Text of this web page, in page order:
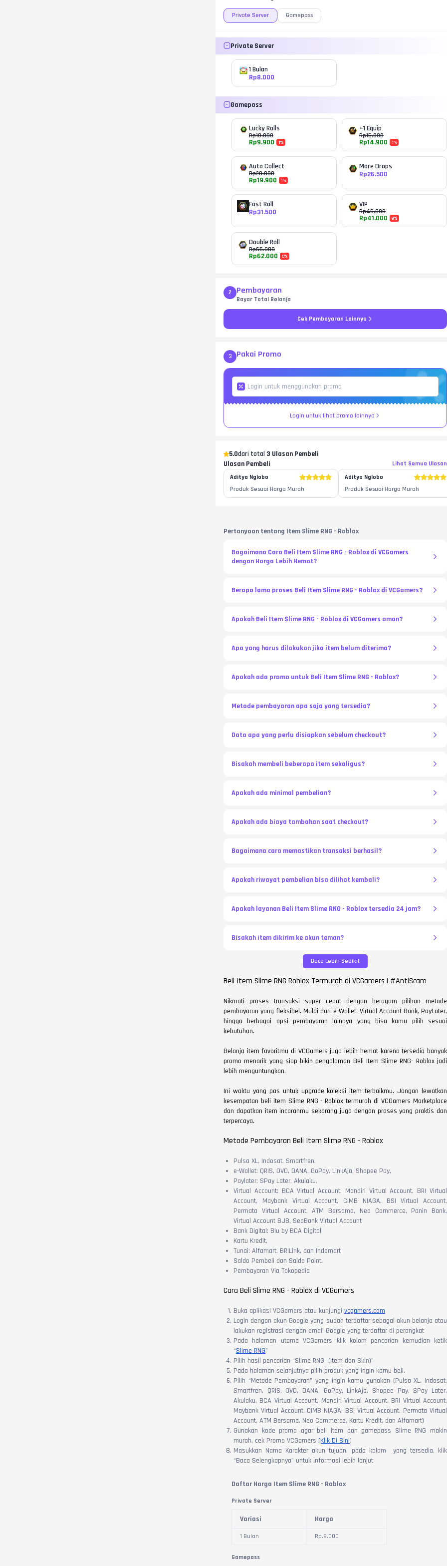
Private Server Gamepass
Private Server
1 Bulan
Rp8.000
Gamepass
Lucky Rolls
Rp10.000
Rp9.900 1%
+1 Equip
Rp15.000
Rp14.900 1%
Auto Collect
Rp20.000
Rp19.900 1%
More Drops
Rp26.500
Fast Roll
Rp31.500
VIP
Rp45.000
Rp41.000 9%
Double Roll
Rp65.000
Rp62.000 5%
2 Pembayaran
Bayar Total Belanja
Cek Pembayaran Lainnya
3 Pakai Promo
Login untuk lihat promo lainnya
5.0dari total 3 Ulasan Pembeli
Ulasan Pembeli
Lihat Semua Ulasan
Aditya Nglobo
Produk Sesuai Harga Murah
Aditya Nglobo
Produk Sesuai Harga Murah
Pertanyaan tentang Item Slime RNG - Roblox
Bagaimana Cara Beli Item Slime RNG - Roblox di VCGamers
dengan Harga Lebih Hemat?
Berapa lama proses Beli Item Slime RNG - Roblox di VCGamers?
Apakah Beli Item Slime RNG - Roblox di VCGamers aman?
Apa yang harus dilakukan jika item belum diterima?
Apakah ada promo untuk Beli Item Slime RNG - Roblox?
Metode pembayaran apa saja yang tersedia?
Data apa yang perlu disiapkan sebelum checkout?
Bisakah membeli beberapa item sekaligus?
Apakah ada minimal pembelian?
Apakah ada biaya tambahan saat checkout?
Bagaimana cara memastikan transaksi berhasil?
Apakah riwayat pembelian bisa dilihat kembali?
Apakah layanan Beli Item Slime RNG - Roblox tersedia 24 jam?
Bisakah item dikirim ke akun teman?
Baca Lebih Sedikit
Beli Item Slime RNG Roblox Termurah di VCGamers | #AntiScam
Nikmati proses transaksi super cepat dengan beragam pilihan metode
pembayaran yang fleksibel. Mulai dari e-Wallet, Virtual Account Bank, PayLater,
hingga berbagai opsi pembayaran lainnya yang bisa kamu pilih sesuai
kebutuhan.
Belanja item favoritmu di VCGamers juga lebih hemat karena tersedia banyak
promo menarik yang siap bikin pengalaman Beli Item Slime RNG- Roblox jadi
lebih menguntungkan.
Ini waktu yang pas untuk upgrade koleksi item terbaikmu. Jangan lewatkan
kesempatan beli item Slime RNG - Roblox termurah di VCGamers Marketplace
dan dapatkan item incaranmu sekarang juga dengan proses yang praktis dan
terpercaya.
Metode Pembayaran Beli Item Slime RNG - Roblox
Pulsa XL, Indosat, Smartfren,
e-Wallet: QRIS, OVO, DANA, GoPay, LinkAja, Shopee Pay,
Paylater: SPay Later, Akulaku,
Virtual Account: BCA Virtual Account, Mandiri Virtual Account, BRI Virtual
Account, Maybank Virtual Account, CIMB NIAGA, BSI Virtual Account,
Permata Virtual Account, ATM Bersama, Neo Commerce, Panin Bank,
Virtual Account BJB, SeaBank Virtual Account
Bank Digital: Blu by BCA Digital
Kartu Kredit,
Tunai: Alfamart, BRILink, dan Indomart
Saldo Pembeli dan Saldo Point.
Pembayaran Via Tokopedia
Cara Beli Slime RNG - Roblox di VCGamers
Buka aplikasi VCGamers atau kunjungi vcgamers.com
Login dengan akun Google yang sudah terdaftar sebagai akun belanja atau
lakukan registrasi dengan email Google yang terdaftar di perangkat
Pada halaman utama VCGamers klik kolom pencarian kemudian ketik
“Slime RNG”
Pilih hasil pencarian “Slime RNG (Item dan Skin)”
Pada halaman selanjutnya pilih produk yang ingin kamu beli.
Pilih “Metode Pembayaran” yang ingin kamu gunakan (Pulsa XL, Indosat,
Smartfren, QRIS, OVO, DANA, GoPay, LinkAja, Shopee Pay, SPay Later,
Akulaku, BCA Virtual Account, Mandiri Virtual Account, BRI Virtual Account,
Maybank Virtual Account, CIMB NIAGA, BSI Virtual Account, Permata Virtual
Account, ATM Bersama, Neo Commerce, Kartu Kredit, dan Alfamart)
Gunakan kode promo agar beli item dan gamepass Slime RNG makin
murah, cek Promo VCGamers [Klik Di Sini]
Masukkan Nama Karakter akun tujuan, pada kolom yang tersedia, klik
“Baca Selengkapnya” untuk informasi lebih lanjut
muncul di layar perangkat
Setelah pembayaran selesai, pesanan akan masuk ke akun dalam satu
detik
Daftar Harga Item Slime RNG - Roblox
Private Server
Variasi Harga
1 Bulan Rp.8.000
Gamepass